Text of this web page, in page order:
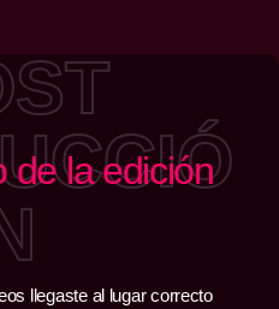
de la edición
llegaste al lugar correcto